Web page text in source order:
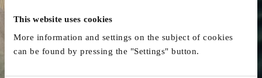
This website uses cookies
More information and settings on the subject of cookies
can be found by pressing the "Settings" button.